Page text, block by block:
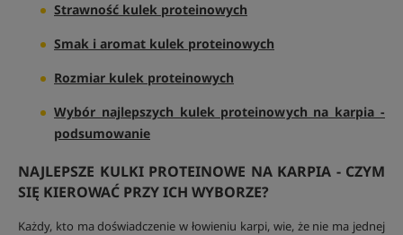
Strawność kulek proteinowych
Smak i aromat kulek proteinowych
Rozmiar kulek proteinowych
Wybór najlepszych kulek proteinowych na karpia -
podsumowanie
NAJLEPSZE KULKI PROTEINOWE NA KARPIA - CZYM
SIĘ KIEROWAĆ PRZY ICH WYBORZE?
Każdy, kto ma doświadczenie w łowieniu karpi, wie, że nie ma jednej